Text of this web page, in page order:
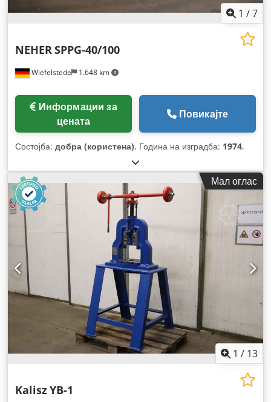
1 /7
Wiefelstede 1.648 km
NEHERSPPG-40/100
цената
Повикајте
Состојба: добра (користена), Година на изградба: 1974,
Мал оглас
1 / 13
KaliszYB-1